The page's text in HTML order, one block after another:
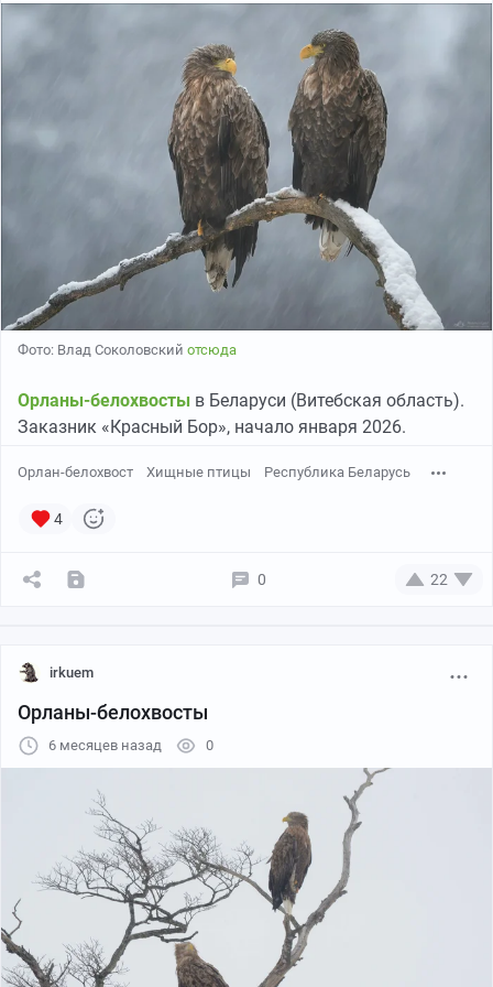
Фото: Влад Соколовский отсюда
Орланы-белохвосты в Беларуси (Витебская область).
Заказник «Красный Бор», начало января 2026.
Орлан-белохвост Хищные птицы Республика Беларусь
4
0 22
irkuem
Орланы-белохвосты
6 месяцев назад 0